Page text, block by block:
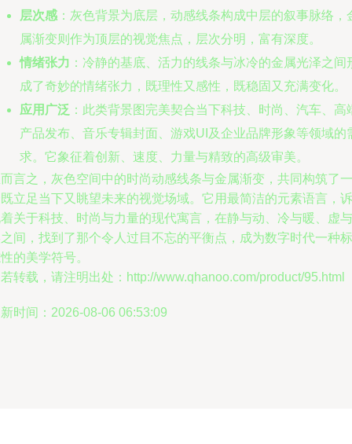
层次感 ：灰色背景为底层，动感线条构成中层的叙事脉络，
属渐变则作为顶层的视觉焦点，层次分明，富有深度。
情绪张力 ：冷静的基底、活力的线条与冰冷的金属光泽之间
成了奇妙的情绪张力，既理性又感性，既稳固又充满变化。
应用广泛 ：此类背景图完美契合当下科技、时尚、汽车、高
产品发布、音乐专辑封面、游戏UI及企业品牌形象等领域的
求。它象征着创新、速度、力量与精致的高级审美。
言之，灰色空间中的时尚动感线条与金属渐变，共同构筑了一
立足当下又眺望未来的视觉场域。它用最简洁的元素语言，诉
关于科技、时尚与力量的现代寓言，在静与动、冷与暖、虚与
间，找到了那个令人过目不忘的平衡点，成为数字时代一种标
的美学符号。
转载，请注明出处：http://www.qhanoo.com/product/95.html
时间：2026-08-06 06:53:09